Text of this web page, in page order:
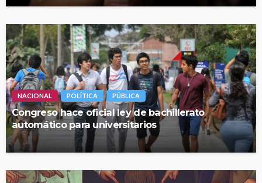
NACIONAL POLÍTICA PÚBLICA
Congreso hace oficial ley de bachillerato
automático para universitarios